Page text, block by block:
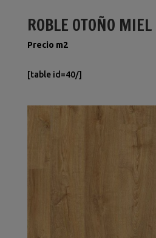
ROBLE OTOÑO
Precio m2
[table id=40/]